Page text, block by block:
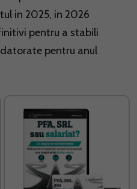
in 2025, in 2026
pentru a stabili
pentru anul